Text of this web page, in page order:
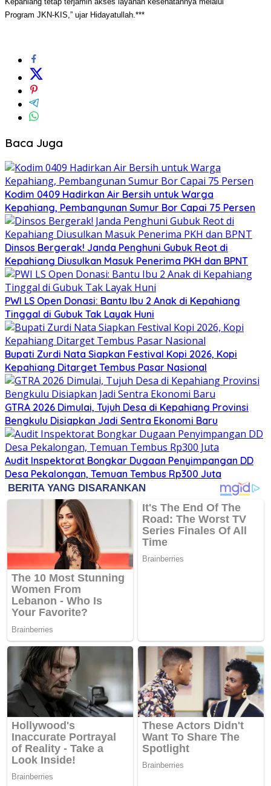
Program JKN-KIS,” ujar Hidayatullah .***
Baca Juga
Kodim 0409 Hadirkan Air Bersih untuk Warga
Kepahiang, Pembangunan Sumur Bor Capai 75 Persen
Dinsos Bergerak! Janda Penghuni Gubuk Reot di
Kepahiang Diusulkan Masuk Penerima PKH dan BPNT
PWI LS Open Donasi: Bantu Ibu 2 Anak di Kepahiang
Tinggal di Gubuk Tak Layak Huni
Bupati Zurdi Nata Siapkan Festival Kopi 2026, Kopi
Kepahiang Ditarget Tembus Pasar Nasional
GTRA 2026 Dimulai, Tujuh Desa di Kepahiang Provinsi
Bengkulu Disiapkan Jadi Sentra Ekonomi Baru
Audit Inspektorat Bongkar Dugaan Penyimpangan DD
Desa Pekalongan, Temuan Tembus Rp300 Juta